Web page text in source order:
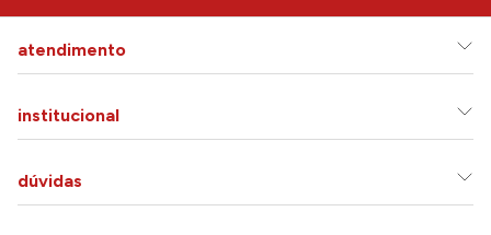
atendimento
institucional
dúvidas